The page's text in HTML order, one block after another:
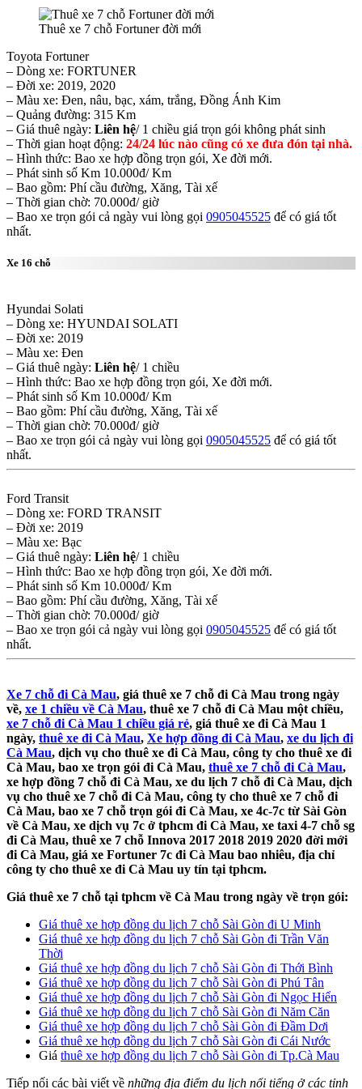
Thuê xe 7 chỗ Fortuner đời mới
Toyota Fortuner
– Dòng xe: FORTUNER
– Đời xe: 2019, 2020
– Màu xe: Đen, nâu, bạc, xám, trắng, Đồng Ánh Kim
– Quảng đường: 315 Km
– Giá thuê ngày: Liên hệ/ 1 chiều giá trọn gói không phát sinh
– Thời gian hoạt động: 24/24 lúc nào cũng có xe đưa đón tại nhà.
– Hình thức: Bao xe hợp đồng trọn gói, Xe đời mới.
– Phát sinh số Km 10.000đ/ Km
– Bao gồm: Phí cầu đường, Xăng, Tài xế
– Thời gian chờ: 70.000đ/ giờ
– Bao xe trọn gói cả ngày vui lòng gọi 0905045525 để có giá tốt
nhất.
Xe 16 chỗ
Hyundai Solati
– Dòng xe: HYUNDAI SOLATI
– Đời xe: 2019
– Màu xe: Đen
– Giá thuê ngày: Liên hệ/ 1 chiều
– Hình thức: Bao xe hợp đồng trọn gói, Xe đời mới.
– Phát sinh số Km 10.000đ/ Km
– Bao gồm: Phí cầu đường, Xăng, Tài xế
– Thời gian chờ: 70.000đ/ giờ
– Bao xe trọn gói cả ngày vui lòng gọi 0905045525 để có giá tốt
nhất.
Ford Transit
– Dòng xe: FORD TRANSIT
– Đời xe: 2019
– Màu xe: Bạc
– Giá thuê ngày: Liên hệ/ 1 chiều
– Hình thức: Bao xe hợp đồng trọn gói, Xe đời mới.
– Phát sinh số Km 10.000đ/ Km
– Bao gồm: Phí cầu đường, Xăng, Tài xế
– Thời gian chờ: 70.000đ/ giờ
– Bao xe trọn gói cả ngày vui lòng gọi 0905045525 để có giá tốt
nhất.
Xe 7 chỗ đi Cà Mau, giá thuê xe 7 chỗ đi Cà Mau trong ngày
về, xe 1 chiều về Cà Mau, thuê xe 7 chỗ đi Cà Mau một chiều,
xe 7 chỗ đi Cà Mau 1 chiều giá rẻ, giá thuê xe đi Cà Mau 1
ngày, thuê xe đi Cà Mau, Xe hợp đồng đi Cà Mau, xe du lịch đi
Cà Mau, dịch vụ cho thuê xe đi Cà Mau, công ty cho thuê xe đi
Cà Mau, bao xe trọn gói đi Cà Mau, thuê xe 7 chỗ đi Cà Mau,
xe hợp đồng 7 chỗ đi Cà Mau, xe du lịch 7 chỗ đi Cà Mau, dịch
vụ cho thuê xe 7 chỗ đi Cà Mau, công ty cho thuê xe 7 chỗ đi
Cà Mau, bao xe 7 chỗ trọn gói đi Cà Mau, xe 4c-7c từ Sài Gòn
về Cà Mau, xe dịch vụ 7c ở tphcm đi Cà Mau, xe taxi 4-7 chỗ sg
đi Cà Mau, thuê xe 7 chỗ Innova 2017 2018 2019 2020 đời mới
đi Cà Mau, giá xe Fortuner 7c đi Cà Mau bao nhiêu, địa chỉ
công ty cho thuê xe đi Cà Mau uy tín tại tphcm.
Giá thuê xe 7 chỗ tại tphcm về Cà Mau trong ngày về trọn gói:
Giá thuê xe hợp đồng du lịch 7 chỗ Sài Gòn đi U Minh
Giá thuê xe hợp đồng du lịch 7 chỗ Sài Gòn đi Trần Văn
Thời
Giá thuê xe hợp đồng du lịch 7 chỗ Sài Gòn đi Thới Bình
Giá thuê xe hợp đồng du lịch 7 chỗ Sài Gòn đi Phú Tân
Giá thuê xe hợp đồng du lịch 7 chỗ Sài Gòn đi Ngọc Hiển
Giá thuê xe hợp đồng du lịch 7 chỗ Sài Gòn đi Năm Căn
Giá thuê xe hợp đồng du lịch 7 chỗ Sài Gòn đi Đầm Dơi
Giá thuê xe hợp đồng du lịch 7 chỗ Sài Gòn đi Cái Nước
Giá thuê xe hợp đồng du lịch 7 chỗ Sài Gòn đi Tp.Cà Mau
Tiếp nối các bài viết về những địa điểm du lịch nổi tiếng ở các tỉnh